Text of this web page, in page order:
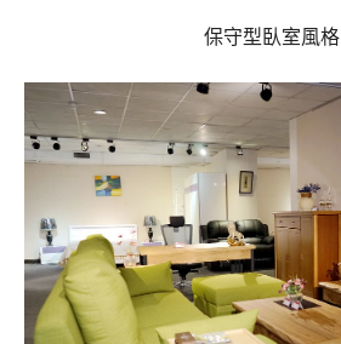
保守型臥室風格